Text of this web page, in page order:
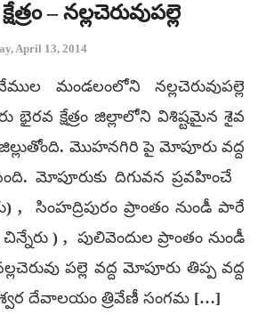
– నల్లచెరువుపల్లె
April 13, 2014
మండలంలోని నల్లచెరువుపల్లె
క్షేత్రం జిల్లాలోని విశిష్టమైన శైవ
మొహనగిరి పై మోపూరు వద్ద
మోపూరుకు దిగువన ప్రవహించే
, సింహద్రిపురం ప్రాంతం నుండీ పారే
) , పులివెందుల ప్రాంతం నుండీ
పల్లె వద్ద మోపూరు తిప్ప వద్ద
దేవాలయం త్రివేణీ సంగమ […]